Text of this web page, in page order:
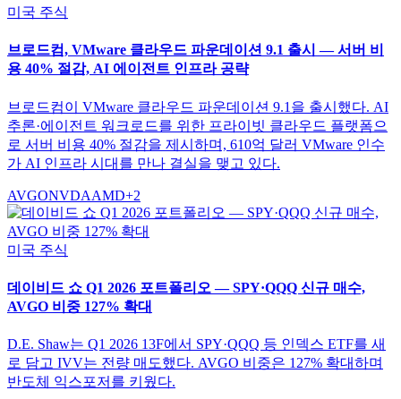
미국 주식
브로드컴, VMware 클라우드 파운데이션 9.1 출시 — 서버 비
용 40% 절감, AI 에이전트 인프라 공략
브로드컴이 VMware 클라우드 파운데이션 9.1을 출시했다. AI
추론·에이전트 워크로드를 위한 프라이빗 클라우드 플랫폼으
로 서버 비용 40% 절감을 제시하며, 610억 달러 VMware 인수
가 AI 인프라 시대를 만나 결실을 맺고 있다.
AVGONVDAAMD+2
미국 주식
데이비드 쇼 Q1 2026 포트폴리오 — SPY·QQQ 신규 매수,
AVGO 비중 127% 확대
D.E. Shaw는 Q1 2026 13F에서 SPY·QQQ 등 인덱스 ETF를 새
로 담고 IVV는 전량 매도했다. AVGO 비중은 127% 확대하며
반도체 익스포저를 키웠다.